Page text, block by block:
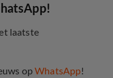
laatste
opWhatsApp!